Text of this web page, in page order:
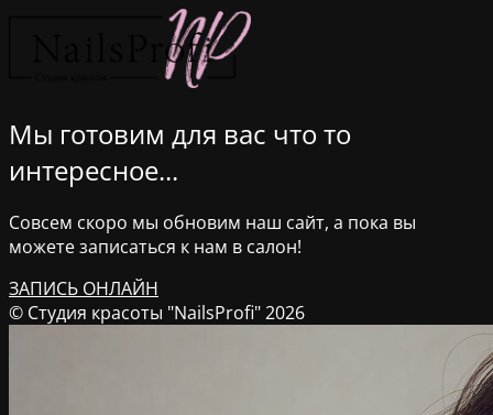
Мы готовим для вас что то
интересное...
Совсем скоро мы обновим наш сайт, а пока вы
можете записаться к нам в салон!
ЗАПИСЬ ОНЛАЙН
© Студия красоты "NailsProfi" 2026